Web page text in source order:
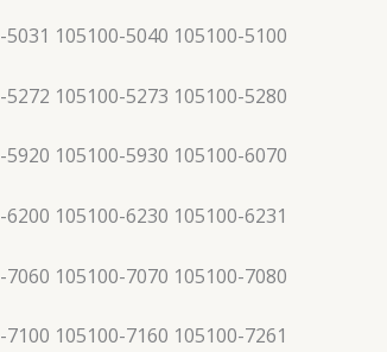
105100-5040 105100-5100
105100-5273 105100-5280
105100-5930 105100-6070
105100-6230 105100-6231
105100-7070 105100-7080
105100-7160 105100-7261